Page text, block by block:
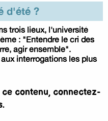
d'été ?
trois lieux, l'université
: "Entendre le cri des
agir ensemble".
interrogations les plus
contenu, connectez-